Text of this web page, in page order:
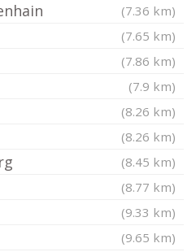
(7.36 km)
(7.65 km)
(7.86 km)
(7.9 km)
(8.26 km)
(8.26 km)
(8.45 km)
(8.77 km)
(9.33 km)
(9.65 km)